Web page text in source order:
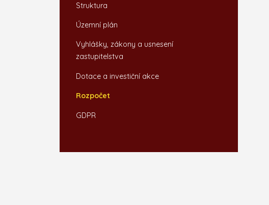
Struktura
Územní plán
Vyhlášky, zákony a usnesení
zastupitelstva
Dotace a investiční akce
Rozpočet
GDPR